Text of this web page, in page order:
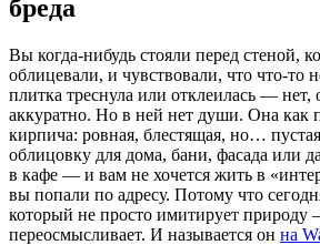
бреда
Вы когда-нибудь стояли перед стеной,
облицевали, и чувствовали, что что-то
плитка треснула или отклеилась — нет,
аккуратно. Но в ней нет души. Она как
кирпича: ровная, блестящая, но…
облицовку для дома, бани, фасада или
в кафе — и вам не хочется жить в
вы попали по адресу. Потому что
который не просто имитирует природу
переосмысливает. И называется он на